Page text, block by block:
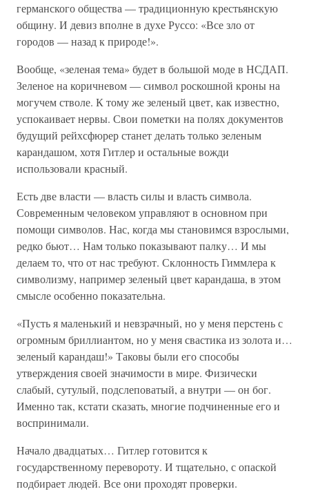
германского общества — традиционную крестьянскую
общину. И девиз вполне в духе Руссо: «Все зло от
городов — назад к природе!».
Вообще, «зеленая тема» будет в большой моде в НСДАП.
Зеленое на коричневом — символ роскошной кроны на
могучем стволе. К тому же зеленый цвет, как известно,
успокаивает нервы. Свои пометки на полях документов
будущий рейхсфюрер станет делать только зеленым
карандашом, хотя Гитлер и остальные вожди
использовали красный.
Есть две власти — власть силы и власть символа.
Современным человеком управляют в основном при
помощи символов. Нас, когда мы становимся взрослыми,
редко бьют… Нам только показывают палку… И мы
делаем то, что от нас требуют. Склонность Гиммлера к
символизму, например зеленый цвет карандаша, в этом
смысле особенно показательна.
«Пусть я маленький и невзрачный, но у меня перстень с
огромным бриллиантом, но у меня свастика из золота и…
зеленый карандаш!» Таковы были его способы
утверждения своей значимости в мире. Физически
слабый, сутулый, подслеповатый, а внутри — он бог.
Именно так, кстати сказать, многие подчиненные его и
воспринимали.
Начало двадцатых… Гитлер готовится к
государственному перевороту. И тщательно, с опаской
подбирает людей. Все они проходят проверки.